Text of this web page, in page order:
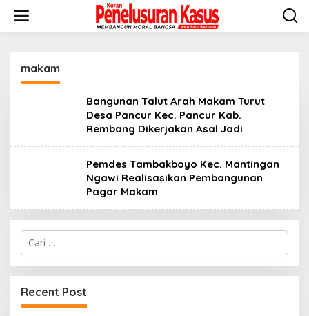
konten
makam
Bangunan Talut Arah Makam Turut
Desa Pancur Kec. Pancur Kab.
Rembang Dikerjakan Asal Jadi
Pemdes Tambakboyo Kec. Mantingan
Ngawi Realisasikan Pembangunan
Pagar Makam
Cari
untuk:
Recent Post